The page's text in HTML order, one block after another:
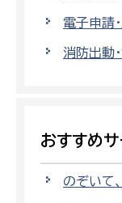
電子申請
消防出動
おすすめサ
のぞい